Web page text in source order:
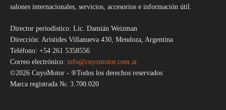
salones internacionales, servicios, accesorios e información útil.
Director periodístico: Lic. Damián Weizman
Dirección: Arístides Villanueva 430, Mendoza, Argentina
Teléfono: +54 261 5358556
Correo electrónico: info@cuyomotor.com.ar
©2026 CuyoMotor - ®Todos los derechos reservados
Marca registrada №: 3.700.020